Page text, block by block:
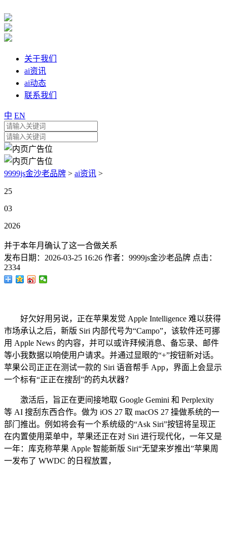
关于我们
ai资讯
ai动态
联系我们
中 EN
9999js金沙老品牌 > ai资讯 >
25
03
2026
并于本年月确认了这一合做关系
发布日期： 2026-03-25 16:26 作者： 9999js金沙老品牌 点击：
2334
好欠好用另说，正在苹果发觉 Apple Intelligence 难以获得
市场承认之后，新版 Siri 内部代号为“Campo”，该软件还可挪
用 Apple News 的内容，并可以或许拜候消息、备忘录、邮件
等小我数据以响使用户请求。并通过显眼的“+”按钮新对话。
苹果公司正正在测试一款的 Siri 语音帮手 App，界面上会显示
一个标有“正正在搜刮”的药丸状器？
激活后，旨正在更间接地取 Google Gemini 和 Perplexity
等 AI 搜刮东西合作。做为 iOS 27 取 macOS 27 操做系统的一
部门推出。例如将会有一个系统级的“Ask Siri”按钮将呈现正
在内置使用菜单中，苹果还正在对 Siri 进行现代化，一年又是
一年：库克称苹果 Apple 智能新版 Siri“无望来岁推出”苹果周
一发布了 WWDC 的日程放置，